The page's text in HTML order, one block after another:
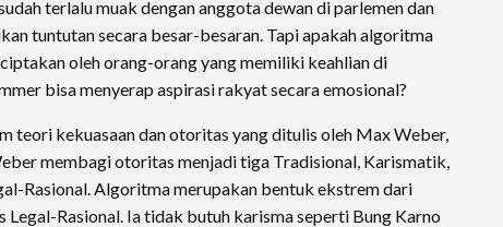
terlalu muak dengan anggota dewan di parlemen dan
tuntutan secara besar-besaran. Tapi apakah algoritma
oleh orang-orang yang memiliki keahlian di
bisa menyerap aspirasi rakyat secara emosional?
teori kekuasaan dan otoritas yang ditulis oleh Max Weber,
membagi otoritas menjadi tiga Tradisional, Karismatik,
Rasional. Algoritma merupakan bentuk ekstrem dari
Legal-Rasional. Ia tidak butuh karisma seperti Bung Karno